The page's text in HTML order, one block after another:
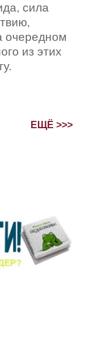
сила
очередном
из этих
ЕЩЁ >>>